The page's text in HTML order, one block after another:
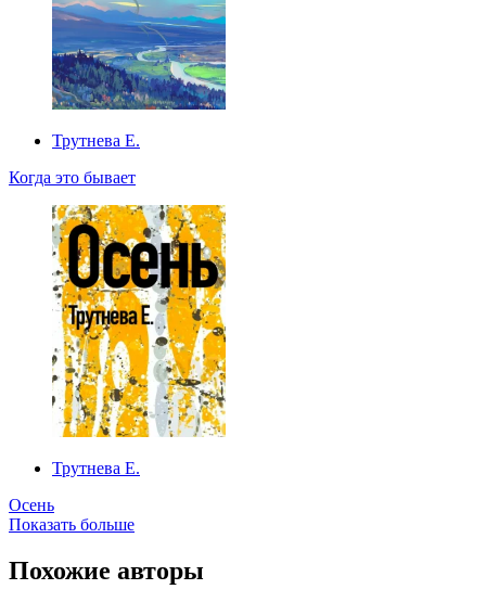
Трутнева Е.
Когда это бывает
Трутнева Е.
Осень
Показать больше
Похожие авторы